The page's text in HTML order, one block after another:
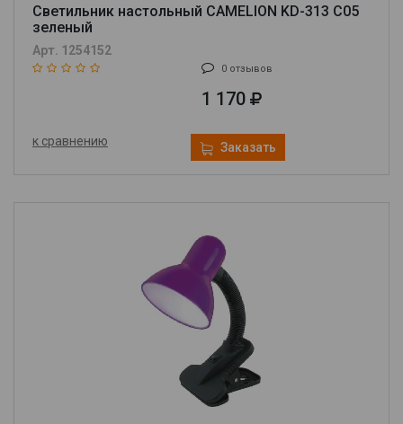
Светильник настольный CAMELION KD-313 C05
зеленый
Арт. 1254152
0 отзывов
1 170
к сравнению Заказать